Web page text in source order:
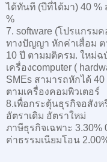
ได้ทันที (ปีที่ได้มา) 40 %
%
7. software (โปรแกรม
ทางปัญญา หักค่าเสื่อม
10 ปี ตามมติครม. ใหม่ฉ
เครื่องcomputer (
SMEs สามารถหักได้
ตามเครื่องคอมพิวเตอร์
8.เพื่อกระตุ้นธุรกิจอสังห
อัตราเดิม อัตราใหม่
ภาษีธุรกิจเฉพาะ 3.30%
ค่าธรรมเนียมโอน